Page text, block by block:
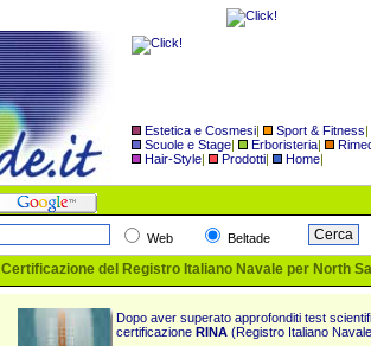
Estetica e Cosmesi| Sport & Fitness|
Scuole e Stage| Erboristeria|
Hair-Style| Prodotti| Home|
Web Beltade
Certificazione del Registro Italiano Navale per North
Dopo aver superato approfonditi test
certificazione RINA (Registro Italiano